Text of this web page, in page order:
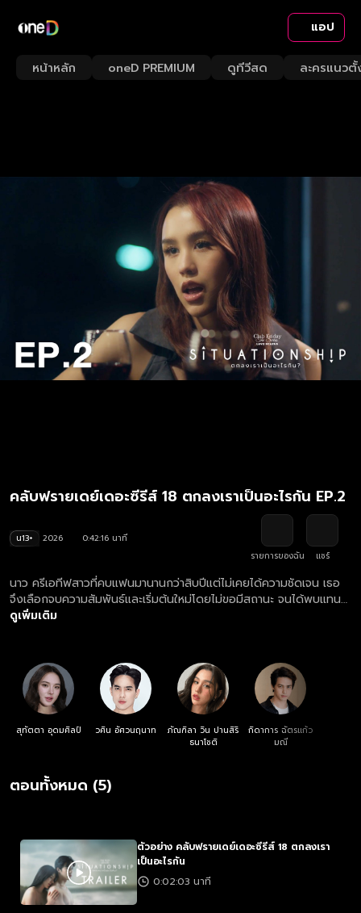
แอป
หน้าหลัก oneD PREMIUM ดูทีวีสด ละครแนวตั้
คลับฟรายเดย์เดอะซีรีส์ 18 ตกลงเราเป็นอะไรกัน EP.2
น13+ 2026
0:42:16 นาที
รายการของฉัน
แชร์
นาว ครีเอทีฟสาวที่คบแฟนมานานกว่าสิบปีแต่ไม่เคยได้ความชัดเจน เธอ
จึงเลือกจบความสัมพันธ์และเริ่มต้นใหม่โดยไม่ขอมีสถานะ จนได้พบแทน
ชายที่ดูเหมือนใช่ แต่ความคลุมเครือของเขากลับทำให้เธอรู้ว่า บางครั้ง
ดูเพิ่มเติม
สุทัตตา อุดมศิลป์ วศิน อัศวนฤนาท
ภัณฑิลา วิน ปานสิริ
ธนาโชติ
กิดาการ ฉัตรแก้ว
มณี
ตอนทั้งหมด (5)
ตัวอย่าง คลับฟรายเดย์เดอะซีรีส์ 18 ตกลงเรา
เป็นอะไรกัน
0:02:03 นาที